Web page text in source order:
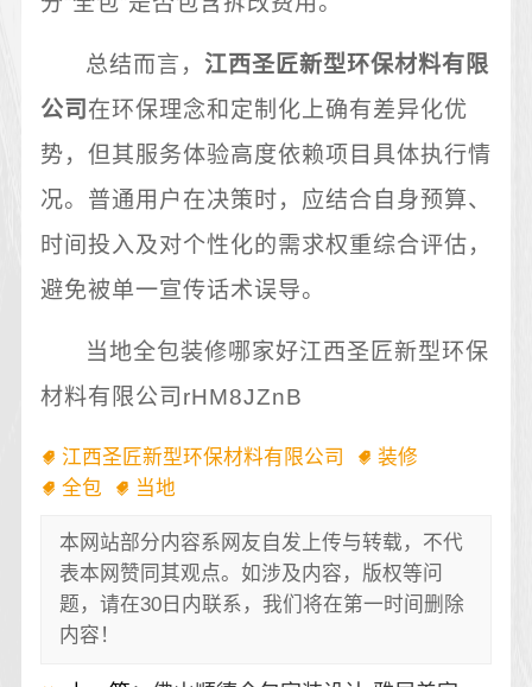
总结而言， 江西圣匠新型环保材料有限
公司 在环保理念和定制化上确有差异化优
势，但其服务体验高度依赖项目具体执行情
况。普通用户在决策时，应结合自身预算、
时间投入及对个性化的需求权重综合评估，
避免被单一宣传话术误导。
当地全包装修哪家好江西圣匠新型环保
材料有限公司rHM8JZnB
江西圣匠新型环保材料有限公司
装修
全包
当地
本网站部分内容系网友自发上传与转载，不代
表本网赞同其观点。如涉及内容，版权等问
题，请在30日内联系，我们将在第一时间删除
内容！